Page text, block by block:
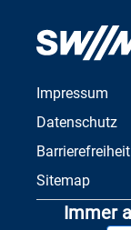
Impressum
Datenschutz
Barrierefreiheit
Sitemap